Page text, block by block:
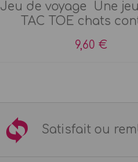
Jeu de voyage Une
TAC TOE chats
9,60 €
Satisfait ou